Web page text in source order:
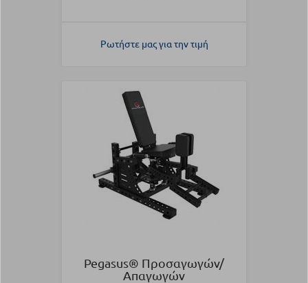
Ρωτήστε μας για την τιμή
Pegasus® Προσαγωγών/
Απαγωγών